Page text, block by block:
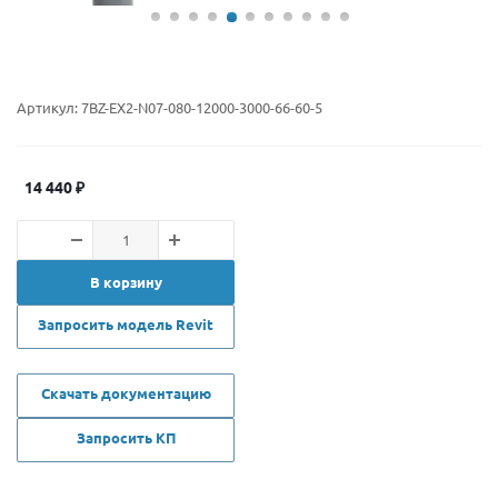
Артикул:7BZ-EX2-N07-080-12000-3000-66-60-5
14 440₽
В корзину
Запросить модель Revit
Скачать документацию
Запросить КП